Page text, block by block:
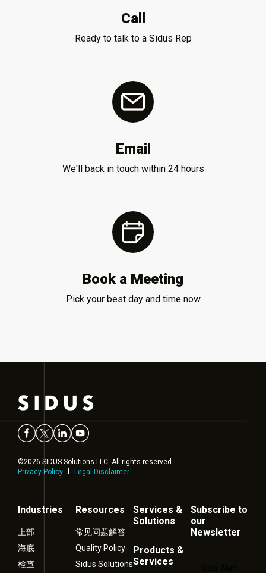
Call
Ready to talk to a Sidus Rep
Email
We'll back in touch within 24 hours
Book a Meeting
Pick your best day and time now
©2026 SIDUS Solutions LLC. All rights reserved
Privacy Policy
Legal Disclaimer
Industries
上部
海底
检查
Resources
常见问题解答
Quality Policy
Sidus Solutions
Services &
Solutions
Products &
Services
Subscribe to
our
Newsletter